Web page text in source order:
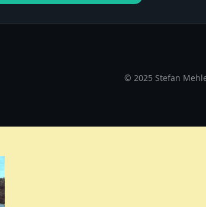
© 2025 Stefan